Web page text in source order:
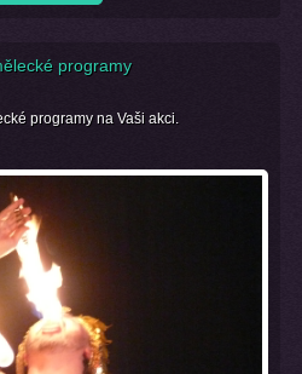
programy
programy na Vaši akci.